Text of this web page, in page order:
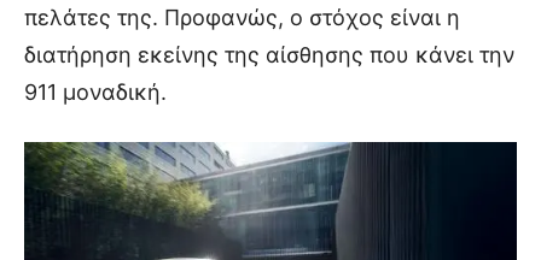
πελάτες της. Προφανώς, ο στόχος είναι η
διατήρηση εκείνης της αίσθησης που κάνει την
911 μοναδική.